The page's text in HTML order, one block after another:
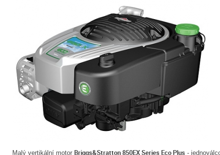
Malý vertikální motor Briggs&Stratton 850EX Series Eco Plus -